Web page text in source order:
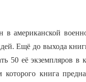
в американской
Ещё до выхода
50 её экземпляров в
книга